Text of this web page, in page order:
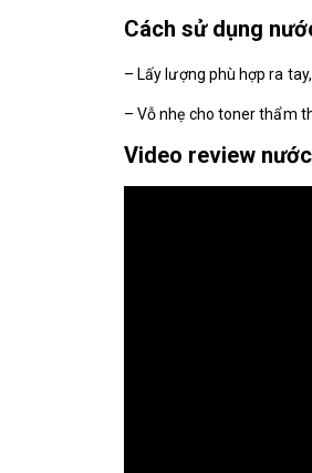
Cách sử dụng
– Lấy lượng phù hợp ra
– Vỗ nhẹ cho toner thẩm
Video review